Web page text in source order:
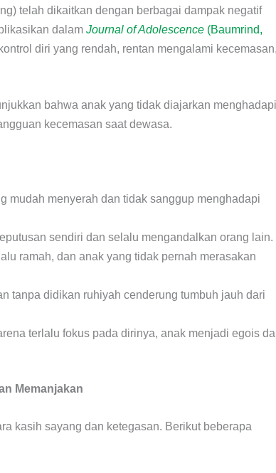
telah dikaitkan dengan berbagai dampak negatif
dalam Journal of Adolescence (Baumrind,
diri yang rendah, rentan mengalami
bahwa anak yang tidak diajarkan menghadapi
kecemasan saat dewasa.
mudah menyerah dan tidak sanggup menghadapi
sendiri dan selalu mengandalkan orang lain.
ramah, dan anak yang tidak pernah merasakan
tanpa didikan ruhiyah cenderung tumbuh jauh dari
terlalu fokus pada dirinya, anak menjadi egois
Memanjakan
kasih sayang dan ketegasan. Berikut beberapa